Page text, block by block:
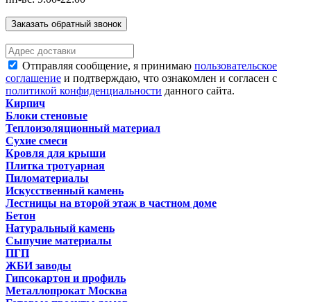
Заказать обратный звонок
Отправляя сообщение, я принимаю пользовательское
соглашение и подтверждаю, что ознакомлен и согласен с
политикой конфиденциальности данного сайта.
Кирпич
Блоки стеновые
Теплоизоляционный материал
Сухие смеси
Кровля для крыши
Плитка тротуарная
Пиломатериалы
Искусственный камень
Лестницы на второй этаж в частном доме
Бетон
Натуральный камень
Сыпучие материалы
ПГП
ЖБИ заводы
Гипсокартон и профиль
Металлопрокат Москва